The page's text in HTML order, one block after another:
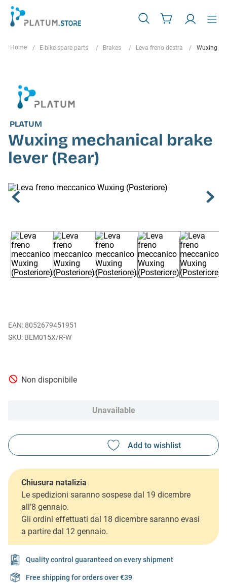
E-bike spare parts Brakes Leva freno destra Wuxing
PLATUM
Wuxing mechanical brake
lever (Rear)
EAN: 8052679451951
BEM015X/R-W
Non disponibile
Unavailable
Chiusura natalizia
Le spedizioni saranno sospese dal 19 dicembre
all’8 gennaio.
Gli ordini effettuati dal 18 dicembre saranno evasi
a partire dal 12 gennaio.
Quality control guaranteed on every shipment
Free shipping for orders over €39